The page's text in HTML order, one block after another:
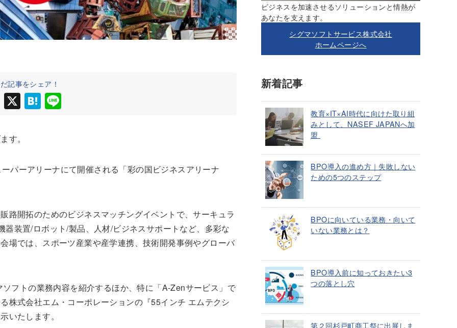
記事をシェア！
F
a
c
e
b
k
X H
at
a
す。
パーアリーナにて開催される「彩の国ビジネスアリーナ
路開拓のためのビジネスマッチングイベントで、サーキュラ
装置/ロボット/製品、人材/ビジネスサポートなど、多彩な
場では、スポーツ産業や産学連携、技術開発事例やグローバ
フトの業務内容を紹介するほか、特に「A-Zenサービス」で
株式会社エム・コーポレーションの『55インチ エムテクシ
いたします。
ビジネスを加速させるソリューションと情熱が
あなたを支えます。
シグマソフトサービス株式会社
ホームページへ
新着記事
教育×IT×AI時代に向けた取り組
みとして、NASEF JAPANへ加
盟
BPO導入の進め方｜失敗しない
ための5つのステップ
BPOに向いている業務・向いて
いない業務とは？
BPO導入前に知っておきたい3
つの落とし穴
第２回杉戸町商工祭に出展しま